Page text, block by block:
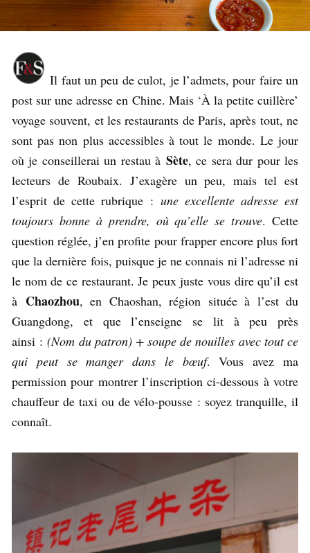
Il faut un peu de culot, je l’admets, pour faire un
post sur une adresse en Chine. Mais ‘À la petite cuillère’
voyage souvent, et les restaurants de Paris, après tout, ne
sont pas non plus accessibles à tout le monde. Le jour
où je conseillerai un restau à Sète, ce sera dur pour les
lecteurs de Roubaix. J’exagère un peu, mais tel est
l’esprit de cette rubrique : une excellente adresse est
toujours bonne à prendre, où qu’elle se trouve. Cette
question réglée, j’en profite pour frapper encore plus fort
que la dernière fois, puisque je ne connais ni l’adresse ni
le nom de ce restaurant. Je peux juste vous dire qu’il est
à Chaozhou, en Chaoshan, région située à l’est du
Guangdong, et que l’enseigne se lit à peu près
ainsi :(Nom du patron) + soupe de nouilles avec tout ce
qui peut se manger dans le bœuf. Vous avez ma
permission pour montrer l’inscription ci-dessous à votre
chauffeur de taxi ou de vélo-pousse : soyez tranquille, il
connaît.